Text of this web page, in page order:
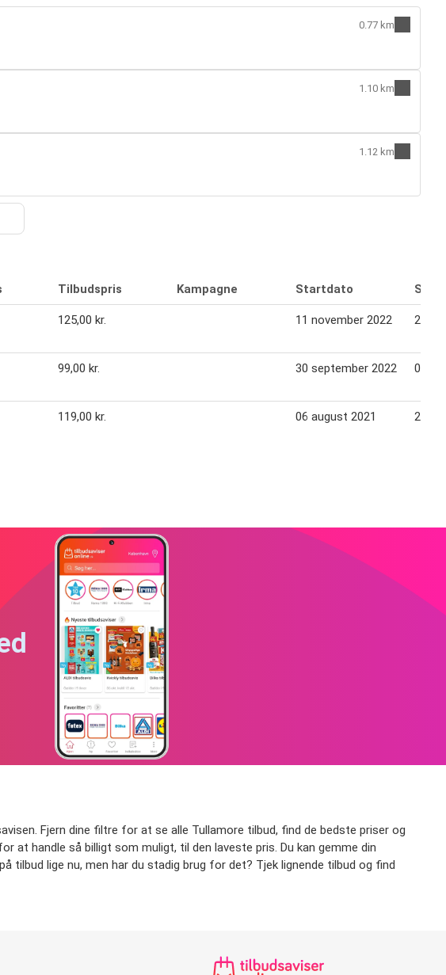
0.77 km
1.10 km
1.12 km
Tilbudspris Kampagne Startdato
125,00 kr. 11 november 2022 24
99,00 kr. 30 september 2022 06
119,00 kr. 06 august 2021 26
Fjern dine filtre for at se alle Tullamore tilbud, find de bedste priser og
handle så billigt som muligt, til den laveste pris. Du kan gemme din
tilbud lige nu, men har du stadig brug for det? Tjek lignende tilbud og find